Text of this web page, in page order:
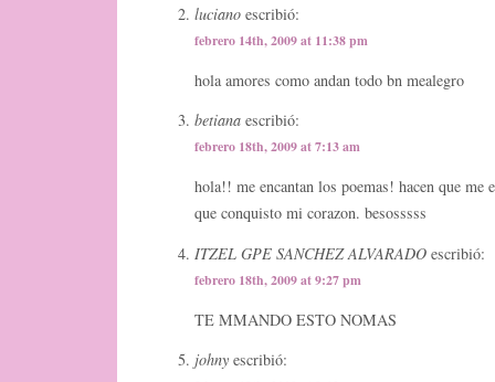
luciano escribió:
febrero 14th, 2009 at 11:38 pm
hola amores como andan todo bn mealegro
betiana escribió:
febrero 18th, 2009 at 7:13 am
hola!! me encantan los poemas! hacen que me
que conquisto mi corazon. besosssss
ITZEL GPE SANCHEZ ALVARADO escribió:
febrero 18th, 2009 at 9:27 pm
TE MMANDO ESTO NOMAS
johny escribió: